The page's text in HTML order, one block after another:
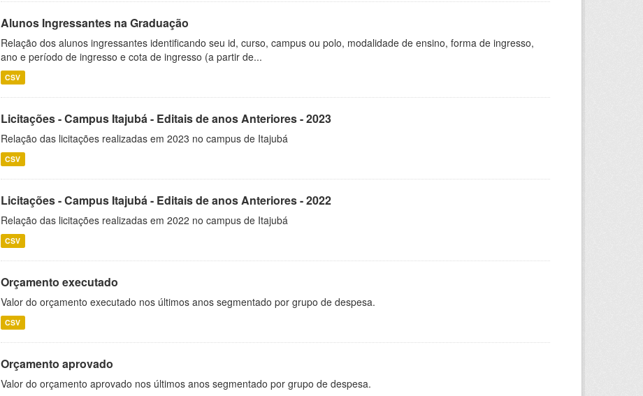
Alunos Ingressantes na Graduação
Relação dos alunos ingressantes identificando seu id, curso, campus ou polo, modalidade de ensino, forma de ingresso,
ano e período de ingresso e cota de ingresso (a partir de...
CSV
Licitações - Campus Itajubá - Editais de anos Anteriores - 2023
Relação das licitações realizadas em 2023 no campus de Itajubá
CSV
Licitações - Campus Itajubá - Editais de anos Anteriores - 2022
Relação das licitações realizadas em 2022 no campus de Itajubá
CSV
Orçamento executado
Valor do orçamento executado nos últimos anos segmentado por grupo de despesa.
CSV
Orçamento aprovado
Valor do orçamento aprovado nos últimos anos segmentado por grupo de despesa.